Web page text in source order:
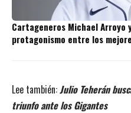
Cartageneros Michael Arroyo
protagonismo entre los
Lee también:Julio Teherán
triunfo ante los Gigantes